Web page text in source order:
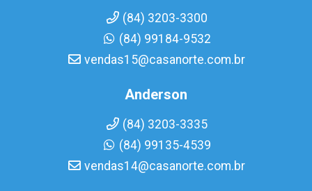
(84) 3203-3300
(84) 99184-9532
vendas15@casanorte.com.br
Anderson
(84) 3203-3335
(84) 99135-4539
vendas14@casanorte.com.br